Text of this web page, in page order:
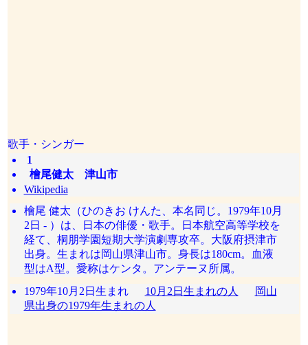
歌手・シンガー
1
檜尾健太 津山市
Wikipedia
檜尾 健太（ひのきお けんた、本名同じ。1979年10月
2日 - ）は、日本の俳優・歌手。日本航空高等学校を
経て、桐朋学園短期大学演劇専攻卒。大阪府摂津市
出身。生まれは岡山県津山市。身長は180cm。血液
型はA型。愛称はケンタ。アンテーヌ所属。
1979年10月2日生まれ 10月2日生まれの人
岡山
県出身の1979年生まれの人